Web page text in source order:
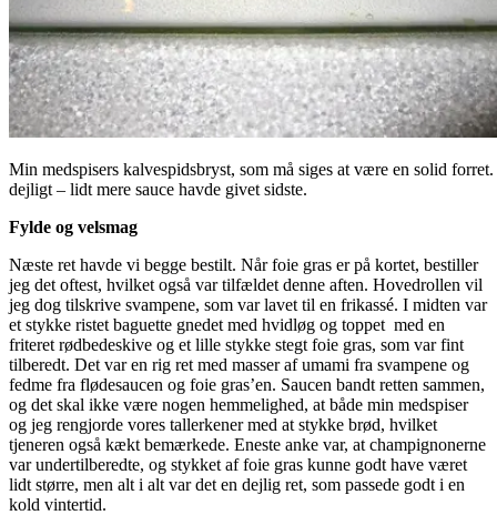
Min medspisers kalvespidsbryst, som må siges at være en solid
dejligt – lidt mere sauce havde givet sidste.
Fylde og velsmag
Næste ret havde vi begge bestilt. Når foie gras er på kortet, bestiller
jeg det oftest, hvilket også var tilfældet denne aften. Hovedrollen vil
jeg dog tilskrive svampene, som var lavet til en frikassé. I midten var
et stykke ristet baguette gnedet med hvidløg og toppet med en
friteret rødbedeskive og et lille stykke stegt foie gras, som var fint
tilberedt. Det var en rig ret med masser af umami fra svampene og
fedme fra flødesaucen og foie gras’en. Saucen bandt retten sammen,
og det skal ikke være nogen hemmelighed, at både min medspiser
og jeg rengjorde vores tallerkener med at stykke brød, hvilket
tjeneren også kækt bemærkede. Eneste anke var, at champignonerne
var undertilberedte, og stykket af foie gras kunne godt have været
lidt større, men alt i alt var det en dejlig ret, som passede godt i en
kold vintertid.